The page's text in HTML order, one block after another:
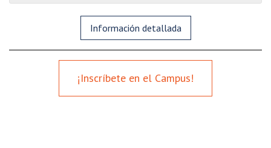
Información detallada
¡Inscríbete en el Campus!